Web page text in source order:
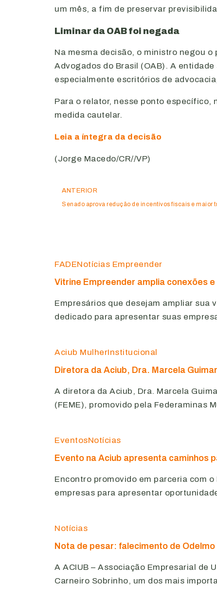
um mês, a fim de preservar
Liminar da OAB foi negada
Na mesma decisão, o ministro negou
Advogados do Brasil (OAB). A
especialmente escritórios de
Para o relator, nesse ponto
medida cautelar.
Leia a íntegra da decisão
(Jorge Macedo/CR//VP)
ANTERIOR
Senado aprova redução de incentivos fiscais e maior
FADENotícias Empreender
Vitrine Empreender amplia conexões
Empresários que desejam ampliar sua
dedicado para apresentar suas
Aciub MulherInstitucional
Diretora da Aciub, Dra. Marcela
A diretora da Aciub, Dra. Marcela
(FEME), promovido pela Federaminas
EventosNotícias
Evento na Aciub apresenta caminhos
Encontro promovido em parceria com
empresas para apresentar
Notícias
Nota de pesar: falecimento de
A ACIUB – Associação Empresarial
Carneiro Sobrinho, um dos mais